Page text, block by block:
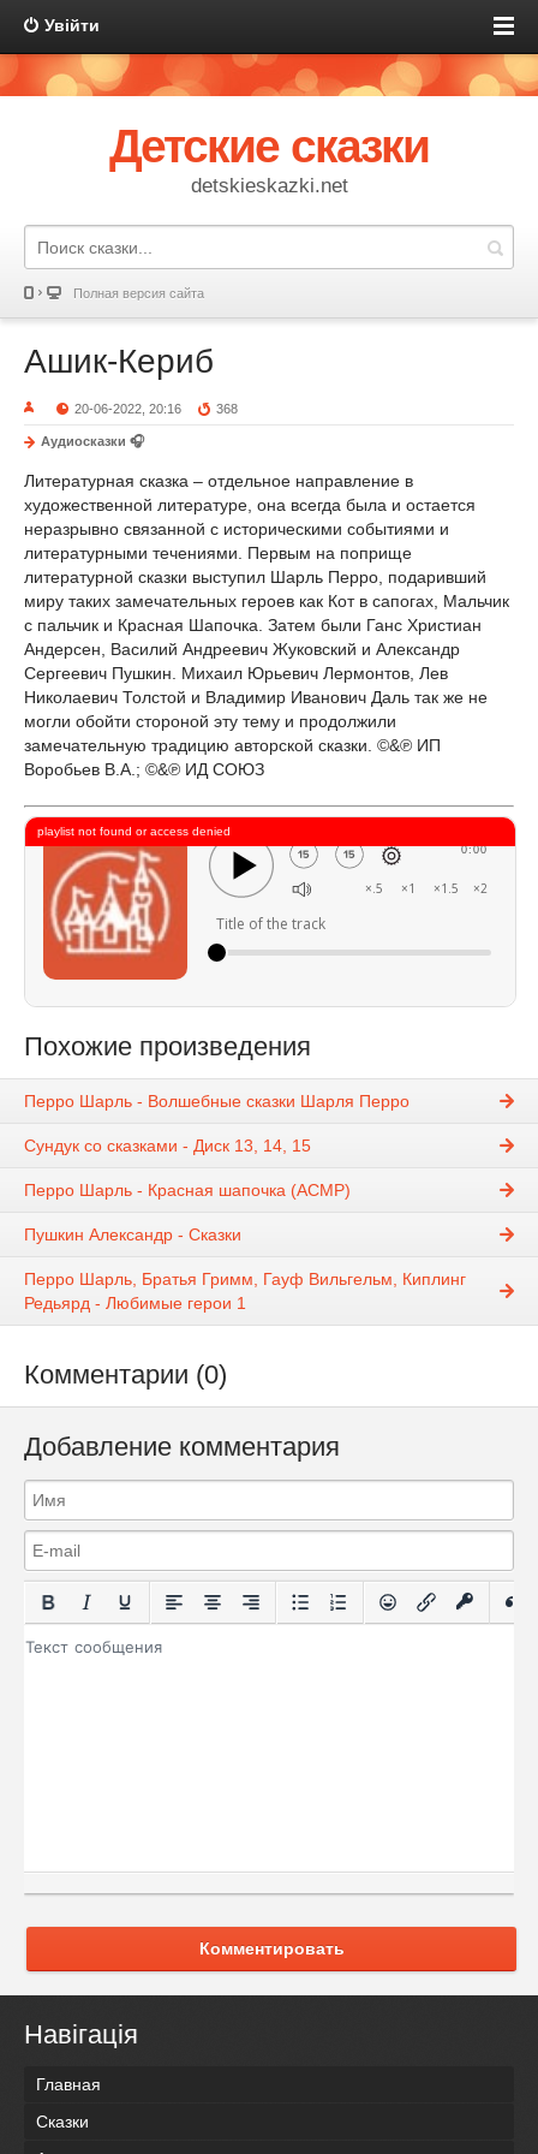
Увійти
Детские сказки
detskieskazki.net
Полная версия сайта
Ашик-Кериб
20-06-2022, 20:16 368
Аудиосказки 🎧
Литературная сказка – отдельное направление в
художественной литературе, она всегда была и остается
неразрывно связанной с историческими событиями и
литературными течениями. Первым на поприще
литературной сказки выступил Шарль Перро, подаривший
миру таких замечательных героев как Кот в сапогах, Мальчик
с пальчик и Красная Шапочка. Затем были Ганс Христиан
Андерсен, Василий Андреевич Жуковский и Александр
Сергеевич Пушкин. Михаил Юрьевич Лермонтов, Лев
Николаевич Толстой и Владимир Иванович Даль так же не
могли обойти стороной эту тему и продолжили
замечательную традицию авторской сказки. ©&℗ ИП
Воробьев В.А.; ©&℗ ИД СОЮЗ
Title of the track
0:00
×1
×.5 ×1.5 ×2
playlist not found or access denied
Похожие произведения
Перро Шарль - Волшебные сказки Шарля Перро
Сундук со сказками - Диск 13, 14, 15
Перро Шарль - Красная шапочка (АСМР)
Пушкин Александр - Сказки
Перро Шарль, Братья Гримм, Гауф Вильгельм, Киплинг
Редьярд - Любимые герои 1
Комментарии (0)
Добавление комментария
Комментировать
Навігація
Главная
Сказки